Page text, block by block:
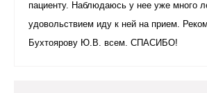
пациенту. Наблюдаюсь у нее уже много
удовольствием иду к ней на прием.
Бухтоярову Ю.В. всем. СПАСИБО!